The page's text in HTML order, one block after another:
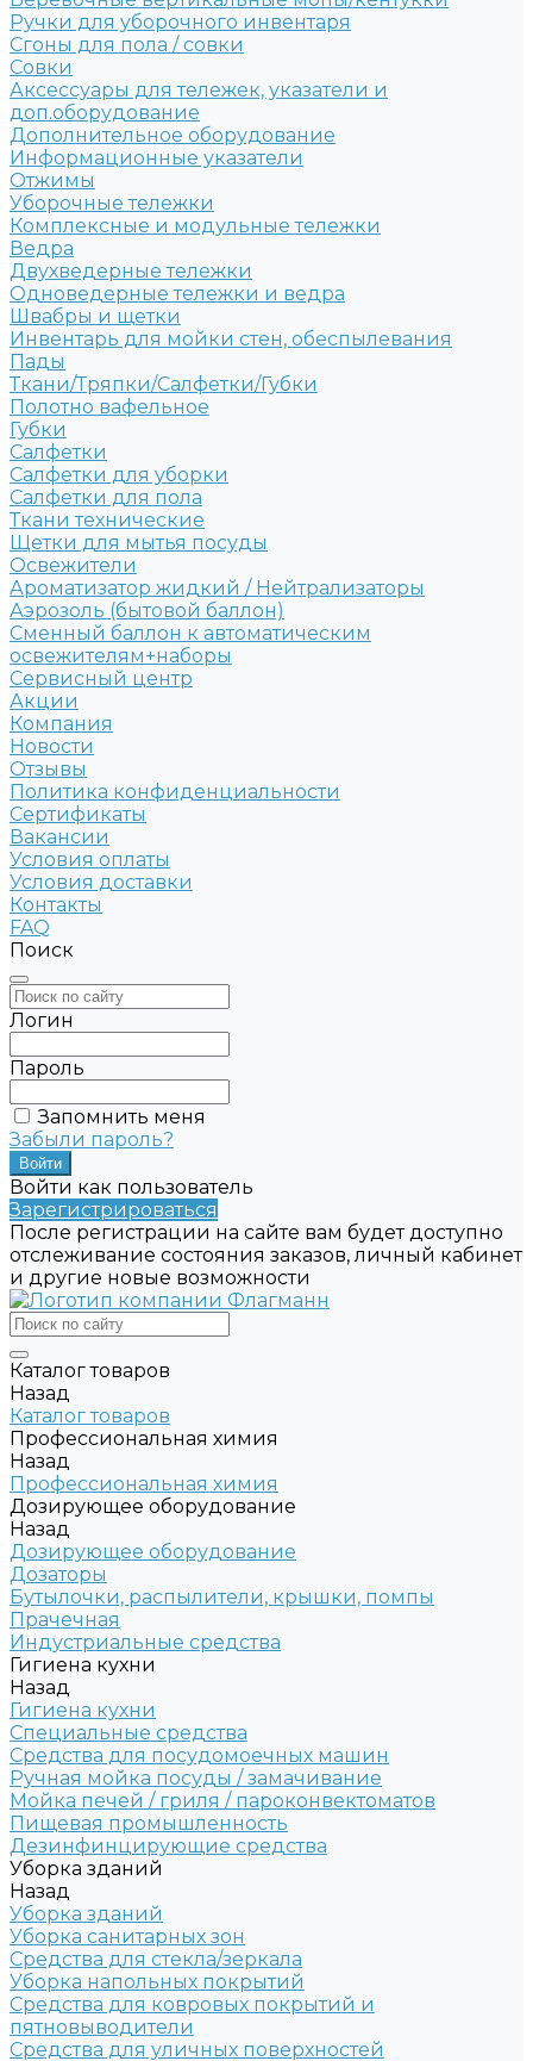
Ручки для уборочного инвентаря
Сгоны для пола / совки
Совки
Аксессуары для тележек, указатели и
доп.оборудование
Дополнительное оборудование
Информационные указатели
Отжимы
Уборочные тележки
Комплексные и модульные тележки
Ведра
Двухведерные тележки
Одноведерные тележки и ведра
Швабры и щетки
Инвентарь для мойки стен, обеспылевания
Пады
Ткани/Тряпки/Салфетки/Губки
Полотно вафельное
Губки
Салфетки
Салфетки для уборки
Салфетки для пола
Ткани технические
Щетки для мытья посуды
Освежители
Ароматизатор жидкий / Нейтрализаторы
Аэрозоль (бытовой баллон)
Сменный баллон к автоматическим
освежителям+наборы
Сервисный центр
Акции
Компания
Новости
Отзывы
Политика конфиденциальности
Сертификаты
Вакансии
Условия оплаты
Условия доставки
Контакты
FAQ
Поиск
Логин
Пароль
Запомнить меня
Забыли пароль?
Войти как пользователь
Зарегистрироваться
После регистрации на сайте вам будет доступно
отслеживание состояния заказов, личный кабинет
и другие новые возможности
Каталог товаров
Назад
Каталог товаров
Профессиональная химия
Назад
Профессиональная химия
Дозирующее оборудование
Назад
Дозирующее оборудование
Дозаторы
Бутылочки, распылители, крышки, помпы
Прачечная
Индустриальные средства
Гигиена кухни
Назад
Гигиена кухни
Специальные средства
Средства для посудомоечных машин
Ручная мойка посуды / замачивание
Мойка печей / гриля / пароконвектоматов
Пищевая промышленность
Дезинфинцирующие средства
Уборка зданий
Назад
Уборка зданий
Уборка санитарных зон
Средства для стекла/зеркала
Уборка напольных покрытий
Средства для ковровых покрытий и
пятновыводители
Средства для уличных поверхностей